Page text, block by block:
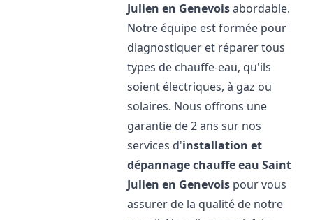
Julien en Genevoisabordable.
Notre équipe est formée pour
diagnostiquer et réparer tous
types de chauffe-eau, qu'ils
soient électriques, à gaz ou
solaires. Nous offrons une
garantie de 2 ans sur nos
services d'installation et
dépannage chauffe eau Saint
Julien en Genevois pour vous
assurer de la qualité de notre